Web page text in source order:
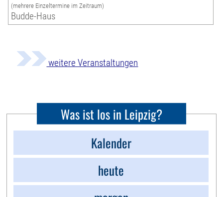
(mehrere Einzeltermine im Zeitraum)
Budde-Haus
weitere Veranstaltungen
Was ist los in Leipzig?
Kalender
heute